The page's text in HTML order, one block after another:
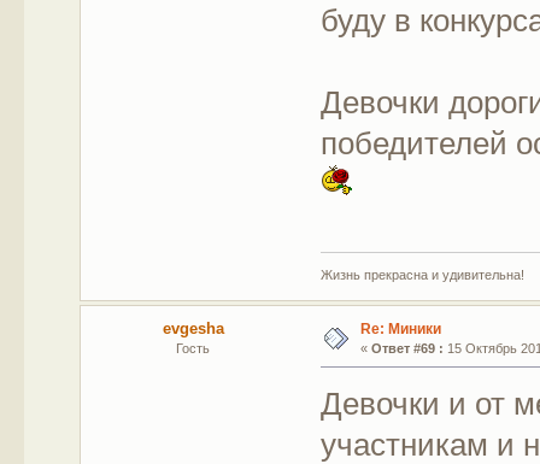
буду в
Девочки
победителей
Жизнь прекрасна и удивительна!
evgesha
Гость
Re: Миники
« Ответ #69 : 15 Октябрь
Девочки и от
участникам и